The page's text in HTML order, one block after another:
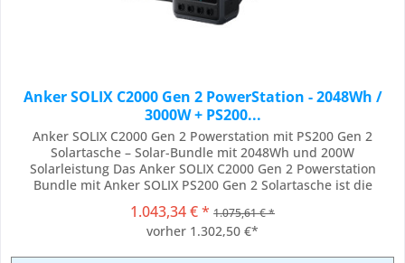
Anker SOLIX C2000 Gen 2 PowerStation - 2048Wh /
3000W + PS200...
Anker SOLIX C2000 Gen 2 Powerstation mit PS200 Gen 2
Solartasche – Solar-Bundle mit 2048Wh und 200W
Solarleistung Das Anker SOLIX C2000 Gen 2 Powerstation
Bundle mit Anker SOLIX PS200 Gen 2 Solartasche ist die
mobile Stromversorgung mit hoher Kapazität und flexibler
Solarladung suchen. Mit einer Kapazität von...
1.043,34 € * 1.075,61 € *
vorher 1.302,50 €*